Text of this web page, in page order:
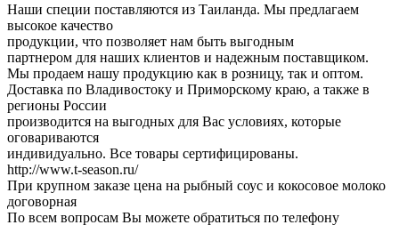
Наши специи поставляются из Таиланда. Мы предлагаем
высокое качество
продукции, что позволяет нам быть выгодным
партнером для наших клиентов и надежным поставщиком.
Мы продаем нашу продукцию как в розницу, так и оптом.
Доставка по Владивостоку и Приморскому краю, а также в
регионы России
производится на выгодных для Вас условиях, которые
оговариваются
индивидуально. Все товары сертифицированы.
http://www.t-season.ru/
При крупном заказе цена на рыбный соус и кокосовое молоко
договорная
По всем вопросам Вы можете обратиться по телефону